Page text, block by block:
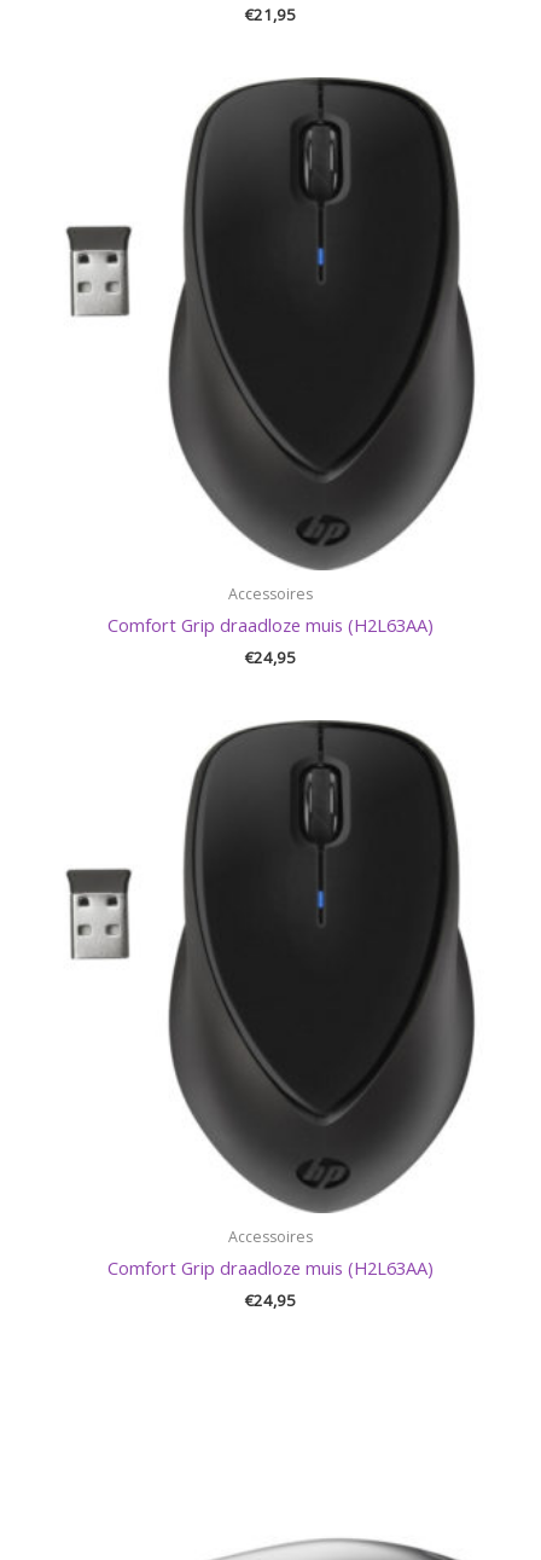
€21,95
Accessoires
Comfort Grip draadloze muis (H2L63AA)
€24,95
Accessoires
Comfort Grip draadloze muis (H2L63AA)
€24,95